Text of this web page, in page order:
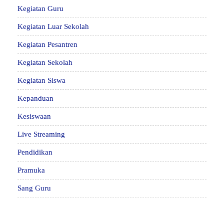
Kegiatan Guru
Kegiatan Luar Sekolah
Kegiatan Pesantren
Kegiatan Sekolah
Kegiatan Siswa
Kepanduan
Kesiswaan
Live Streaming
Pendidikan
Pramuka
Sang Guru